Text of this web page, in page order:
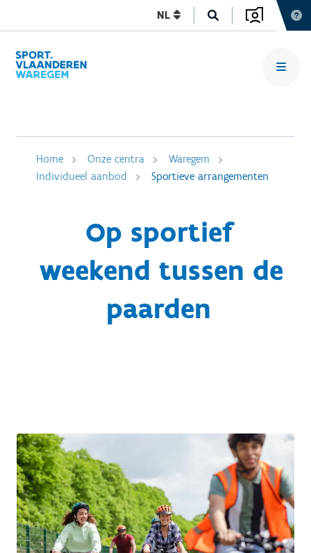
NL
Home Onze centra
Waregem
Individueel aanbod
Sportieve arrangementen
Op sportief
weekend tussen de
paarden